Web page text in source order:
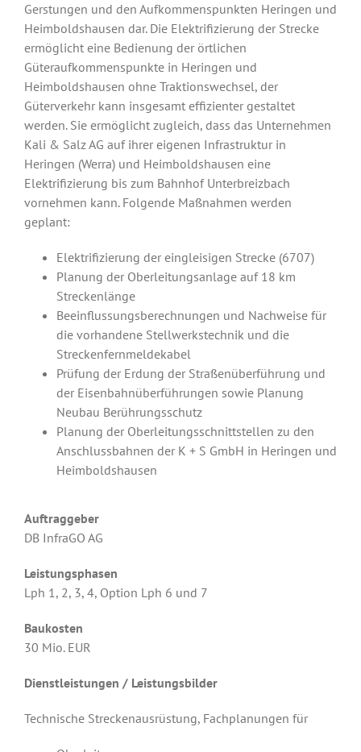
Gerstungen und den Aufkommenspunkten Heringen und
Heimboldshausen dar. Die Elektrifizierung der Strecke
ermöglicht eine Bedienung der örtlichen
Güteraufkommenspunkte in Heringen und
Heimboldshausen ohne Traktionswechsel, der
Güterverkehr kann insgesamt effizienter gestaltet
werden. Sie ermöglicht zugleich, dass das Unternehmen
Kali & Salz AG auf ihrer eigenen Infrastruktur in
Heringen (Werra) und Heimboldshausen eine
Elektrifizierung bis zum Bahnhof Unterbreizbach
vornehmen kann. Folgende Maßnahmen werden
geplant:
Elektrifizierung der eingleisigen Strecke (6707)
Planung der Oberleitungsanlage auf 18 km
Streckenlänge
Beeinflussungsberechnungen und Nachweise für
die vorhandene Stellwerkstechnik und die
Streckenfernmeldekabel
Prüfung der Erdung der Straßenüberführung und
der Eisenbahnüberführungen sowie Planung
Neubau Berührungsschutz
Planung der Oberleitungsschnittstellen zu den
Anschlussbahnen der K + S GmbH in Heringen und
Heimboldshausen
Auftraggeber
DB InfraGO AG
Leistungsphasen
Lph 1, 2, 3, 4, Option Lph 6 und 7
Baukosten
30 Mio. EUR
Dienstleistungen / Leistungsbilder
Technische Streckenausrüstung, Fachplanungen für